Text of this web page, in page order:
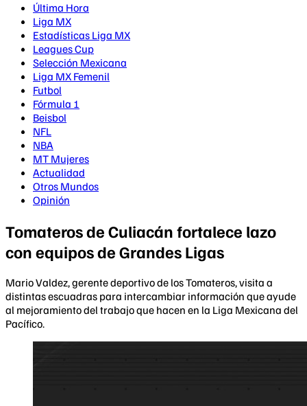
Última Hora
Liga MX
Estadísticas Liga MX
Leagues Cup
Selección Mexicana
Liga MX Femenil
Futbol
Fórmula 1
Beisbol
NFL
NBA
MT Mujeres
Actualidad
Otros Mundos
Opinión
Tomateros de Culiacán fortalece lazo
con equipos de Grandes Ligas
Mario Valdez, gerente deportivo de los Tomateros, visita a
distintas escuadras para intercambiar información que ayude
al mejoramiento del trabajo que hacen en la Liga Mexicana del
Pacífico.